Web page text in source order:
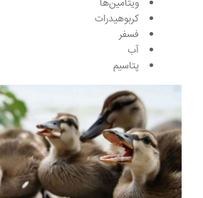
ویتامین‌ها
کربوهیدرات
فسفر
آب
پتاسیم